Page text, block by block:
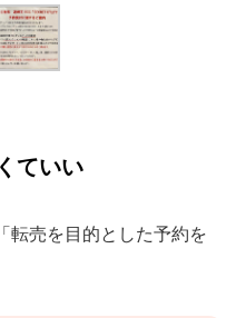
ていい
売を目的とした予約を